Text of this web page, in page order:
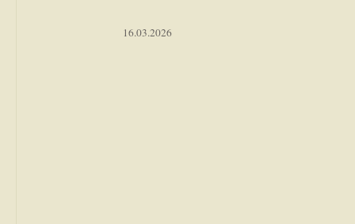
16.03.2026